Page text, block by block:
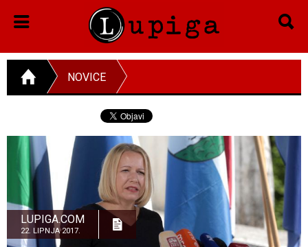
NOVICE
LUPIGA.COM
22. LIPNJA 2017.